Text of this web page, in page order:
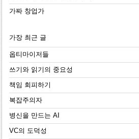
가짜 창업가
가장 최근 글
옵티마이저들
쓰기와 읽기의 중요성
책임 회피하기
복잡주의자
병신을 만드는 AI
VC의 도덕성